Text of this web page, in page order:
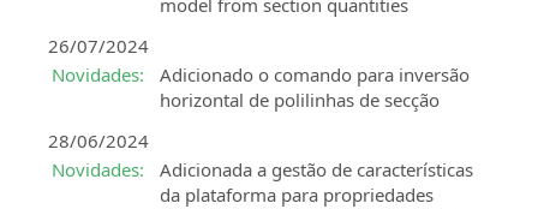
model from section quantities
26/07/2024
Novidades:
Adicionado o comando para inversão
horizontal de polilinhas de secção
28/06/2024
Novidades:
Adicionada a gestão de características
da plataforma para propriedades